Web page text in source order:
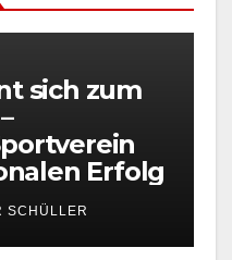
sich zum
Erfolg
SCHÜLLER